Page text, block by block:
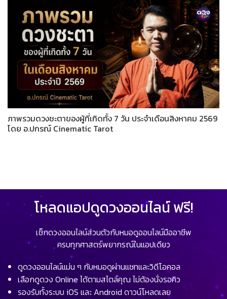
ภาพรวมดวงชะตาของผู้ที่เกิดทั้ง 7 วัน ประจำเดือนสิงหาคม 2569
โดย อ.ปกรณ์ Cinematic Tarot
โหลดแอปดูดวงออนไลน์ ฟรี!
เช็กดวงออนไลน์ส่วนตัวกับหมอดูออนไลน์มืออาชีพ
ครบทุกศาสตร์พยากรณ์ในแอปเดียว
ดูดวงออนไลน์แม่น ๆ กับหมอดูผ่านแชทและวิดีโอคอล
เลือกดูดวง Online ได้ตามสไตล์คุณ ไม่ต้องนั่งรอคิว
รองรับทั้งระบบ iOS และ Android ดาวน์โหลดเลย